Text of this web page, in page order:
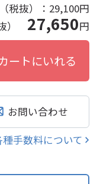
税抜）： 29,100円
） 27,650円
お問い合わせ
手数料について